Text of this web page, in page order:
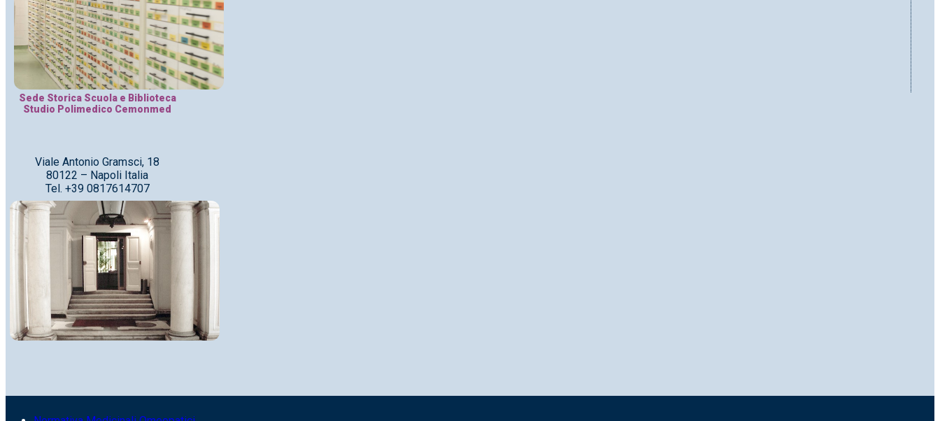
Sede Storica Scuola e Biblioteca
Studio Polimedico Cemonmed
Viale Antonio Gramsci, 18
80122 – Napoli Italia
Tel. +39 0817614707